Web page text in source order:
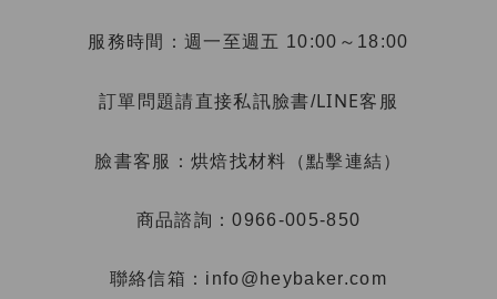
服務時間：週一至週五 10:00～18:00
訂單問題請直接私訊臉書/LINE客服
臉書客服： 烘焙找材料（點擊連結）
商品諮詢：0966-005-850
聯絡信箱：info@heybaker.com